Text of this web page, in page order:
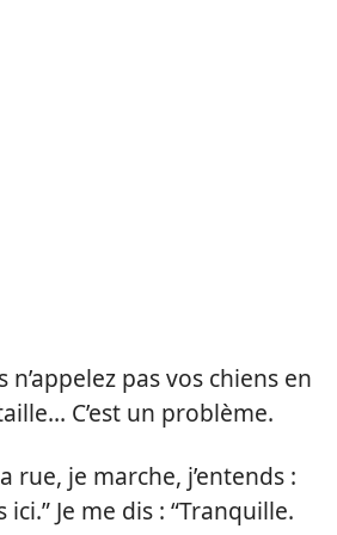
n’appelez pas vos chiens en
C’est un problème.
rue, je marche, j’entends :
Je me dis : “Tranquille.